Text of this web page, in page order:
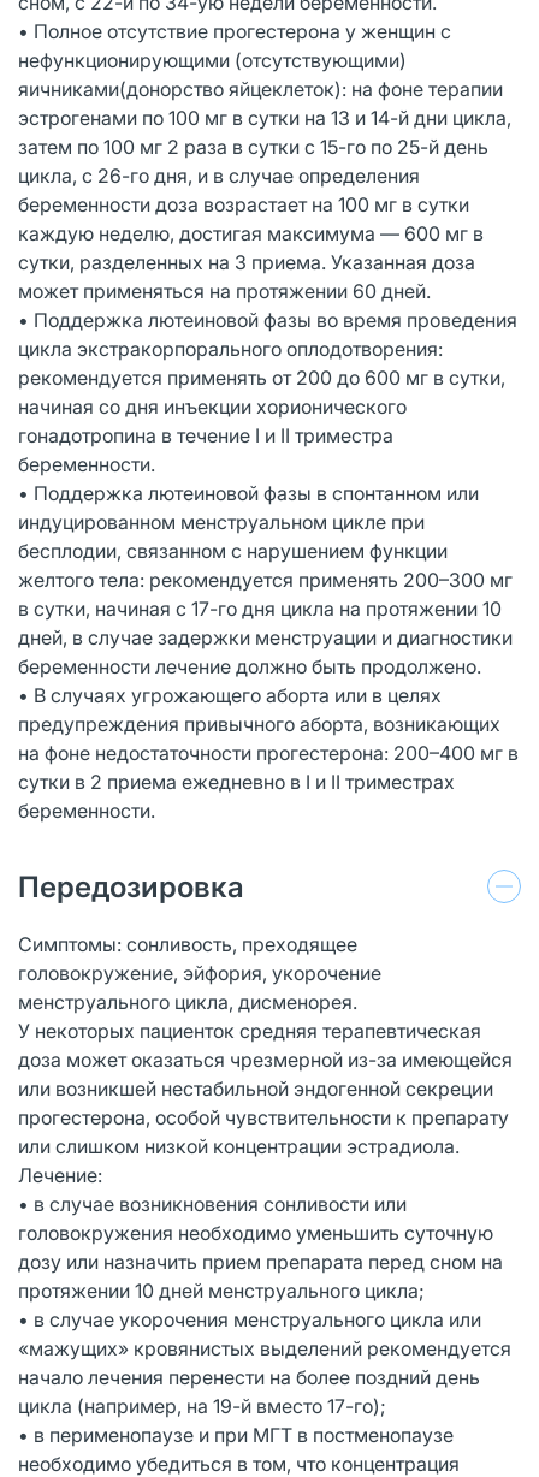
• Полное отсутствие прогестерона у женщин с
нефункционирующими (отсутствующими)
яичниками(донорство яйцеклеток): на фоне терапии
эстрогенами по 100 мг в сутки на 13 и 14-й дни цикла,
затем по 100 мг 2 раза в сутки с 15-го по 25-й день
цикла, с 26-го дня, и в случае определения
беременности доза возрастает на 100 мг в сутки
каждую неделю, достигая максимума — 600 мг в
сутки, разделенных на 3 приема. Указанная доза
может применяться на протяжении 60 дней.
• Поддержка лютеиновой фазы во время проведения
цикла экстракорпорального оплодотворения:
рекомендуется применять от 200 до 600 мг в сутки,
начиная со дня инъекции хорионического
гонадотропина в течение I и II триместра
беременности.
• Поддержка лютеиновой фазы в спонтанном или
индуцированном менструальном цикле при
бесплодии, связанном с нарушением функции
желтого тела: рекомендуется применять 200–300 мг
в сутки, начиная с 17-го дня цикла на протяжении 10
дней, в случае задержки менструации и диагностики
беременности лечение должно быть продолжено.
• В случаях угрожающего аборта или в целях
предупреждения привычного аборта, возникающих
на фоне недостаточности прогестерона: 200–400 мг в
сутки в 2 приема ежедневно в I и II триместрах
беременности.
Передозировка
Симптомы: сонливость, преходящее
головокружение, эйфория, укорочение
менструального цикла, дисменорея.
У некоторых пациенток средняя терапевтическая
доза может оказаться чрезмерной из-за имеющейся
или возникшей нестабильной эндогенной секреции
прогестерона, особой чувствительности к препарату
или слишком низкой концентрации эстрадиола.
Лечение:
• в случае возникновения сонливости или
головокружения необходимо уменьшить суточную
дозу или назначить прием препарата перед сном на
протяжении 10 дней менструального цикла;
• в случае укорочения менструального цикла или
«мажущих» кровянистых выделений рекомендуется
начало лечения перенести на более поздний день
цикла (например, на 19-й вместо 17-го);
• в перименопаузе и при МГТ в постменопаузе
необходимо убедиться в том, что концентрация